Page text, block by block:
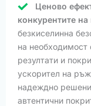
Ценово
конкурентите
безкиселинна
на необходимост
резултати и
ускорител на
надеждно
автентични